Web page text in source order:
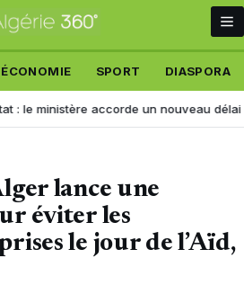
ÉCONOMIE SPORT DIASPORA
accorde un nouveau délai aux
lance une
éviter les
le jour de l’Aïd,